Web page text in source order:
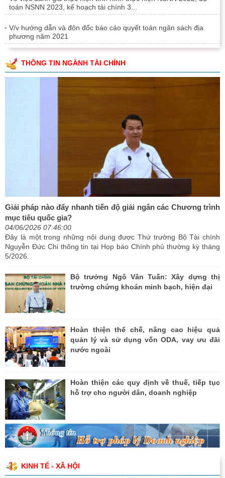
toán NSNN 2023, kế hoạch tài chính 3...
V/v hướng dẫn và đôn đốc báo cáo quyết toán ngân sách địa
phương năm 2021
THÔNG TIN NGÀNH TÀI CHÍNH
Giải pháp nào đẩy nhanh tiến độ giải ngân các Chương trình
mục tiêu quốc gia?
04/06/2026 07:46:00
Đây là một trong những nội dung được Thứ trưởng Bộ Tài chính
Nguyễn Đức Chi thông tin tại Họp báo Chính phủ thường kỳ tháng
5/2026.
Bộ trưởng Ngô Văn Tuấn: Xây dựng thị
trường chứng khoán minh bạch, hiện đại
Hoàn thiện thể chế, nâng cao hiệu quả
quản lý và sử dụng vốn ODA, vay ưu đãi
nước ngoài
Hoàn thiện các quy định về thuế, tiếp tục
hỗ trợ cho người dân, doanh nghiệp
KINH TẾ - XÃ HỘI